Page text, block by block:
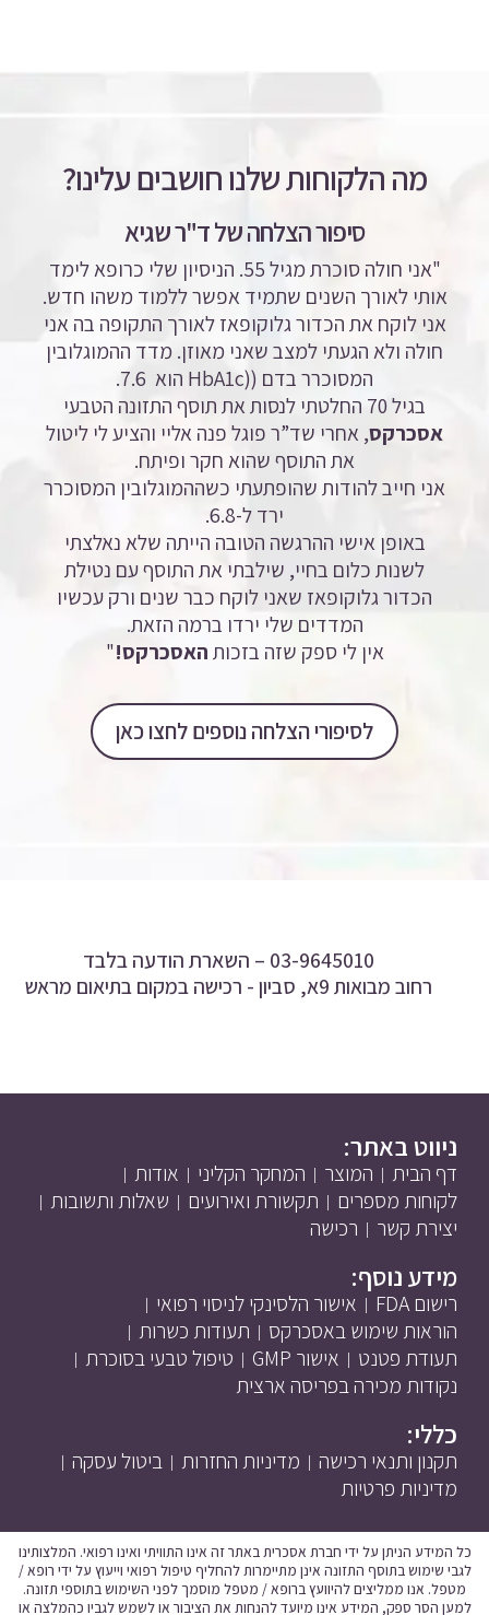
מה הלקוחות שלנו חושבים עלינו?
סיפור הצלחה של ד"ר שגיא
"אני חולה סוכרת מגיל 55. הניסיון שלי כרופא לימד
אותי לאורך השנים שתמיד אפשר ללמוד משהו חדש.
אני לוקח את הכדור גלוקופאז לאורך התקופה בה אני
חולה ולא הגעתי למצב שאני מאוזן. מדד ההמוגלובין
המסוכרר בדם ((HbA1c
הוא 7.6.
בגיל 70 החלטתי לנסות את תוסף התזונה הטבעי
אסכרקס, אחרי שד”ר פוגל פנה אליי והציע לי ליטול
את התוסף שהוא חקר ופיתח.
אני חייב להודות שהופתעתי כשההמוגלובין המסוכרר
ירד ל-6.8.
באופן אישי ההרגשה הטובה הייתה שלא נאלצתי
לשנות כלום בחיי, שילבתי את התוסף עם נטילת
הכדור גלוקופאז שאני לוקח כבר שנים ורק עכשיו
המדדים שלי ירדו ברמה הזאת.
אין לי ספק שזה בזכותהאסכרקס!"
לסיפורי הצלחה נוספים לחצו כאן
03-9645010 –
השארת הודעה בלבד
רחוב מבואות 9א, סביון - רכישה במקום בתיאום מראש
ניווט באתר:
דף הבית המוצר המחקר הקליני
אודות
לקוחות מספרים
תקשורת ואירועים
שאלות ותשובות
יצירת קשר
רכישה
מידע נוסף:
רישום FDA
אישור הלסינקי לניסוי רפואי
הוראות שימוש באסכרקס
תעודות כשרות
תעודת פטנט
אישור GMP
טיפול טבעי בסוכרת
נקודות מכירה בפריסה ארצית
כללי:
תקנון ותנאי רכישה מדיניות החזרות
ביטול עסקה
מדיניות פרטיות
כל המידע הניתן על ידי חברת אסכרית באתר זה אינו התוויתי ואינו רפואי. המלצותינו
לגבי שימוש בתוסף התזונה אינן מתיימרות להחליף טיפול רפואי וייעוץ על ידי רופא /
מטפל. אנו ממליצים להיוועץ ברופא / מטפל מוסמך לפני השימוש בתוספי תזונה.
למען הסר ספק, המידע אינו מיועד להנחות את הציבור או לשמש לגביו כהמלצה או